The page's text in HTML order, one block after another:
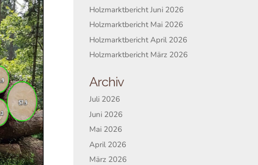
Holzmarktbericht Juni 2026
Holzmarktbericht Mai 2026
Holzmarktbericht April 2026
Holzmarktbericht März 2026
Archiv
Juli 2026
Juni 2026
Mai 2026
April 2026
März 2026